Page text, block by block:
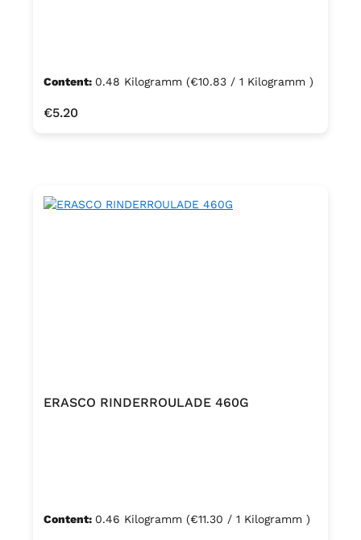
Content: 0.48 Kilogramm (€10.83 / 1 Kilogramm )
Regular price:
€5.20
ERASCO RINDERROULADE 460G
Content: 0.46 Kilogramm (€11.30 / 1 Kilogramm )